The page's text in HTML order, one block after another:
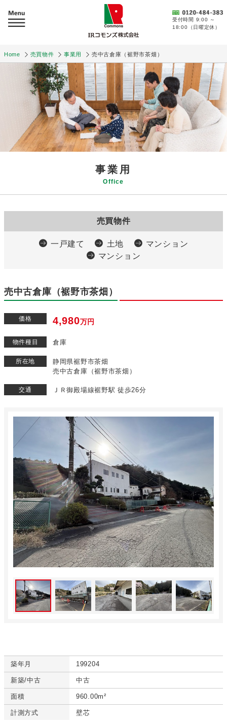
受付時間 9:00 ～
18:00（日曜定休）
Home 売買物件 事業用 売中古倉庫（裾野市茶畑）
事業用
Office
売買物件
一戸建て 土地
マンション
マンション
売中古倉庫（裾野市茶畑）
価格 4,980万円
物件種目 倉庫
所在地
静岡県裾野市茶畑
売中古倉庫（裾野市茶畑）
交通 ＪＲ御殿場線裾野駅 徒歩26分
築年月 199204
新築/中古 中古
面積 960.00m²
計測方式 壁芯